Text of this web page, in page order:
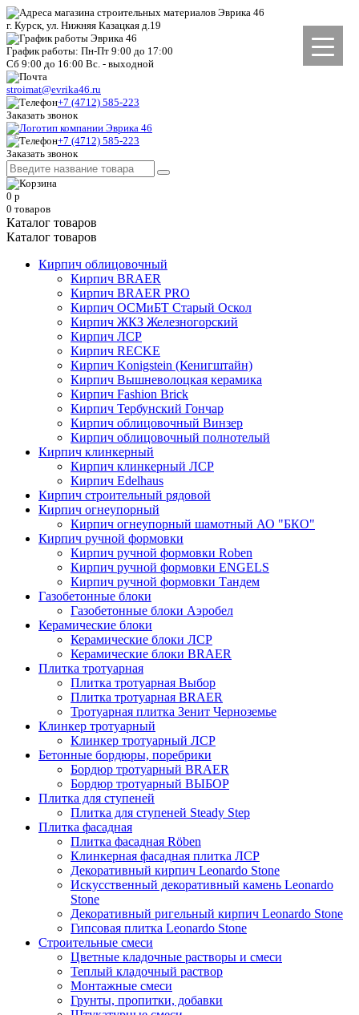
г. Курск, ул. Нижняя Казацкая д.19
График работы: Пн-Пт 9:00 до 17:00
Сб 9:00 до 16:00 Вс. - выходной
stroimat@evrika46.ru
+7 (4712) 585-223
Заказать звонок
+7 (4712) 585-223
Заказать звонок
0 р
0 товаров
Каталог товаров
Каталог товаров
Кирпич облицовочный
Кирпич BRAER
Кирпич BRAER PRO
Кирпич ОСМиБТ Старый Оскол
Кирпич ЖКЗ Железногорский
Кирпич ЛСР
Кирпич RECKE
Кирпич Konigstein (Кенигштайн)
Кирпич Вышневолоцкая керамика
Кирпич Fashion Brick
Кирпич Тербунский Гончар
Кирпич облицовочный Винзер
Кирпич облицовочный полнотелый
Кирпич клинкерный
Кирпич клинкерный ЛСР
Кирпич Edelhaus
Кирпич строительный рядовой
Кирпич огнеупорный
Кирпич огнеупорный шамотный АО "БКО"
Кирпич ручной формовки
Кирпич ручной формовки Roben
Кирпич ручной формовки ENGELS
Кирпич ручной формовки Тандем
Газобетонные блоки
Газобетонные блоки Аэробел
Керамические блоки
Керамические блоки ЛСР
Керамические блоки BRAER
Плитка тротуарная
Плитка тротуарная Выбор
Плитка тротуарная BRAER
Тротуарная плитка Зенит Черноземье
Клинкер тротуарный
Клинкер тротуарный ЛСР
Бетонные бордюры, поребрики
Бордюр тротуарный BRAER
Бордюр тротуарный ВЫБОР
Плитка для ступеней
Плитка для ступеней Steady Step
Плитка фасадная
Плитка фасадная Röben
Клинкерная фасадная плитка ЛСР
Декоративный кирпич Leonardo Stone
Искусственный декоративный камень Leonardo
Stone
Декоративный ригельный кирпич Leonardo Stone
Гипсовая плитка Leonardo Stone
Строительные смеси
Цветные кладочные растворы и смеси
Теплый кладочный раствор
Монтажные смеси
Грунты, пропитки, добавки